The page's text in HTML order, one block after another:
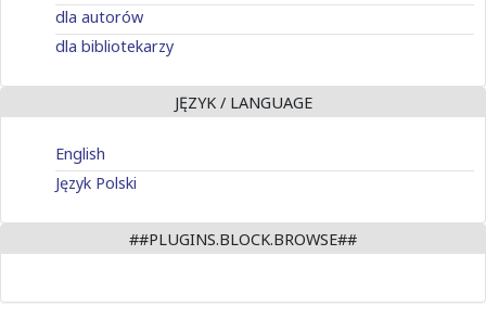
dla autorów
dla bibliotekarzy
JĘZYK / LANGUAGE
English
Język Polski
##PLUGINS.BLOCK.BROWSE##